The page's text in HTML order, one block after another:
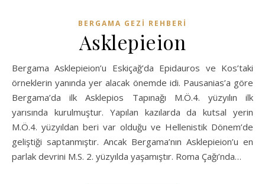
BERGAMA GEZI REHBERI
Asklepieion
Bergama Asklepieion’u Eskiçağ’da Epidauros ve Kos’taki
örneklerin yanında yer alacak önemde idi. Pausanias’a göre
Bergama’da ilk Asklepios Tapınağı M.Ö.4. yüzyılın ilk
yarısında kurulmuştur. Yapılan kazılarda da kutsal yerin
M.Ö.4. yüzyıldan beri var olduğu ve Hellenistik Dönem’de
geliştiği saptanmıştır. Ancak Bergama’nın Asklepieion’u en
parlak devrini M.S. 2. yüzyılda yaşamıştır. Roma Çağı’nda…